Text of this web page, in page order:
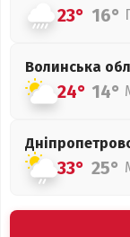
23° 16°
Волинська
24° 14°
33° 25°